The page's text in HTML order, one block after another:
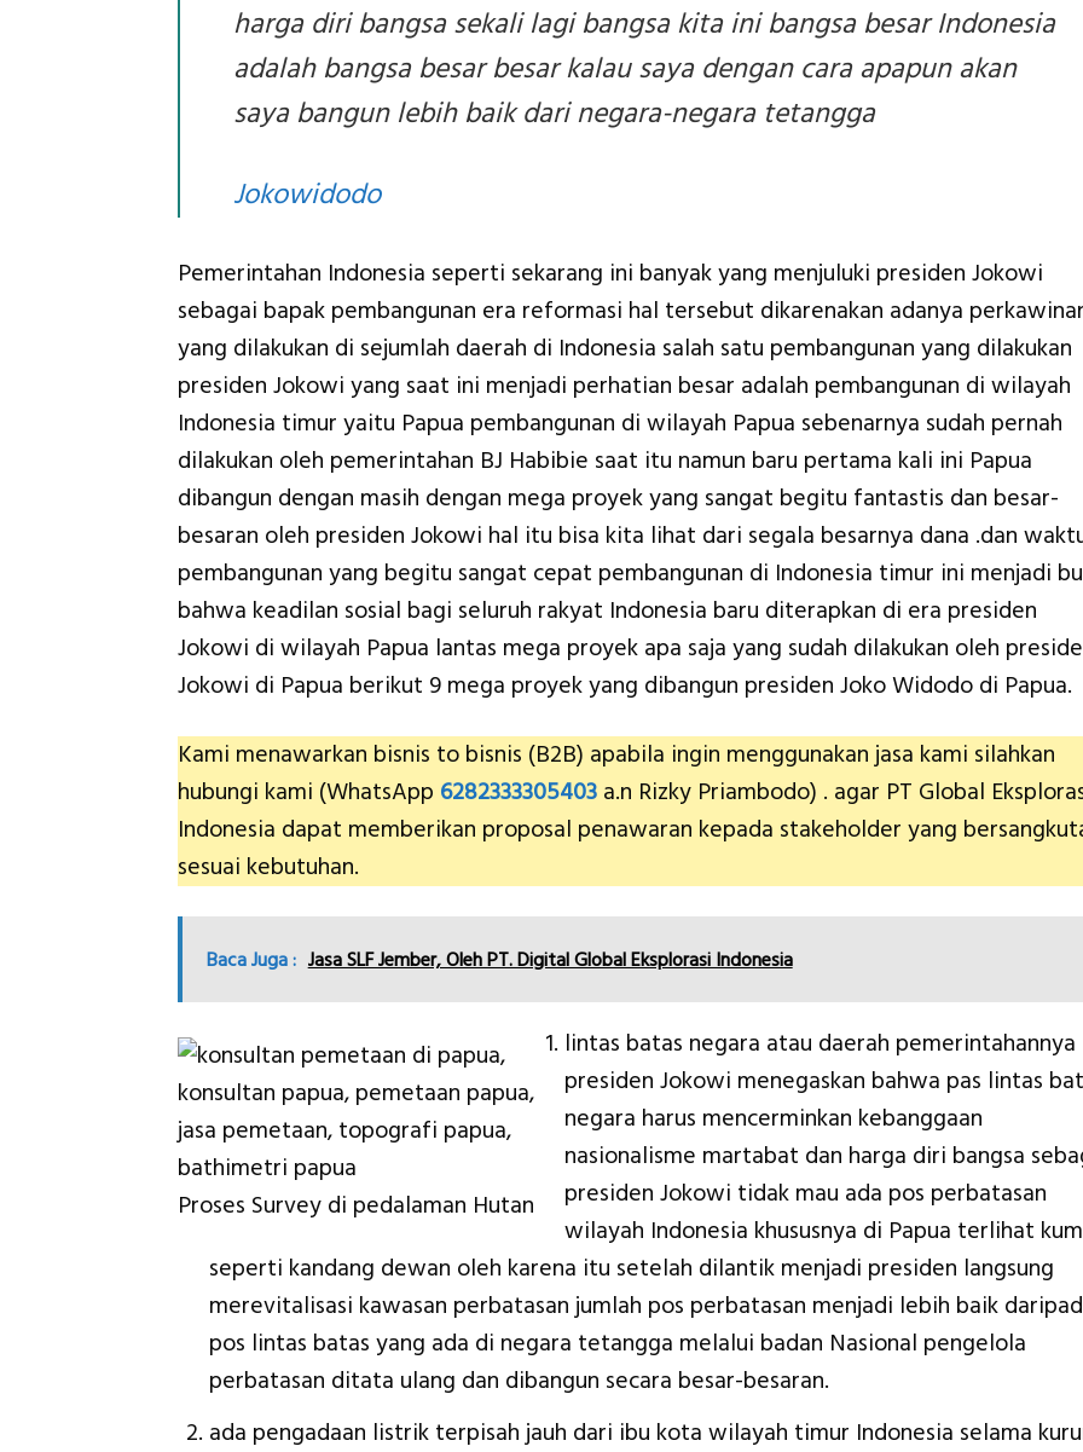
harga diri bangsa sekali lagi bangsa kita ini bangsa besar Indonesia
adalah bangsa besar besar kalau saya dengan cara apapun akan
saya bangun lebih baik dari negara-negara tetangga
Jokowidodo
Pemerintahan Indonesia seperti sekarang ini banyak yang menjuluki presiden Jokowi
sebagai bapak pembangunan era reformasi hal tersebut dikarenakan adanya
yang dilakukan di sejumlah daerah di Indonesia salah satu pembangunan yang dilakukan
presiden Jokowi yang saat ini menjadi perhatian besar adalah pembangunan di wilayah
Indonesia timur yaitu Papua pembangunan di wilayah Papua sebenarnya sudah pernah
dilakukan oleh pemerintahan BJ Habibie saat itu namun baru pertama kali ini Papua
dibangun dengan masih dengan mega proyek yang sangat begitu fantastis dan besar-
besaran oleh presiden Jokowi hal itu bisa kita lihat dari segala besarnya dana .dan
pembangunan yang begitu sangat cepat pembangunan di Indonesia timur ini menjadi
bahwa keadilan sosial bagi seluruh rakyat Indonesia baru diterapkan di era presiden
Jokowi di wilayah Papua lantas mega proyek apa saja yang sudah dilakukan oleh
Jokowi di Papua berikut 9 mega proyek yang dibangun presiden Joko Widodo di Papua.
Kami menawarkan bisnis to bisnis (B2B) apabila ingin menggunakan jasa kami silahkan
hubungi kami (WhatsApp 6282333305403 a.n Rizky Priambodo) . agar PT Global
Indonesia dapat memberikan proposal penawaran kepada stakeholder yang
sesuai kebutuhan.
Baca Juga : Jasa SLF Jember, Oleh PT. Digital Global Eksplorasi Indonesia
Proses Survey di pedalaman Hutan
lintas batas negara atau daerah pemerintahannya
presiden Jokowi menegaskan bahwa pas lintas
negara harus mencerminkan kebanggaan
nasionalisme martabat dan harga diri bangsa
presiden Jokowi tidak mau ada pos perbatasan
wilayah Indonesia khususnya di Papua terlihat
seperti kandang dewan oleh karena itu setelah dilantik menjadi presiden langsung
merevitalisasi kawasan perbatasan jumlah pos perbatasan menjadi lebih baik
pos lintas batas yang ada di negara tetangga melalui badan Nasional pengelola
perbatasan ditata ulang dan dibangun secara besar-besaran.
ada pengadaan listrik terpisah jauh dari ibu kota wilayah timur Indonesia selama